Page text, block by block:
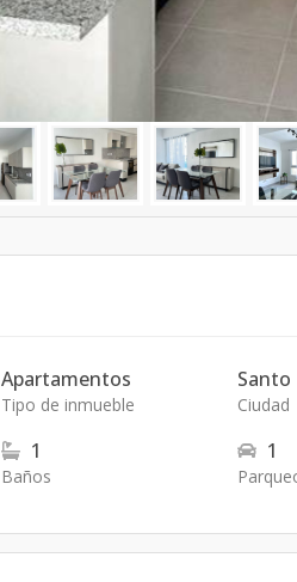
Apartamentos
Tipo de inmueble
Santo
Ciudad
1
Baños
1